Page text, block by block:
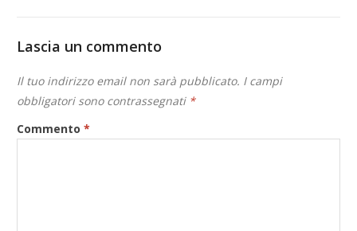
Lascia un commento
Il tuo indirizzo email non sarà pubblicato. I campi
obbligatori sono contrassegnati *
Commento*